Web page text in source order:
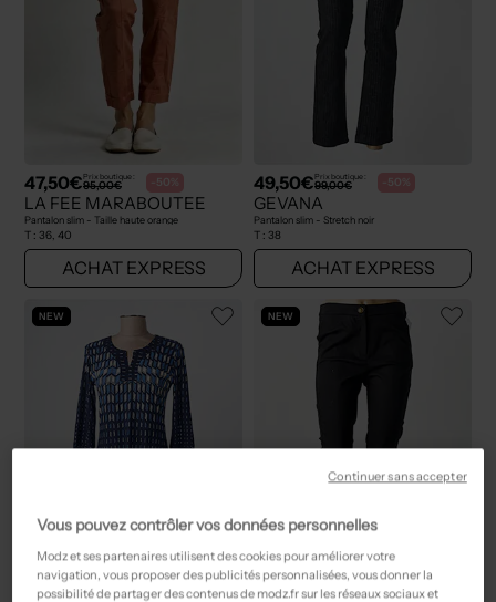
47,50€Prix boutique :
95,00€ -50%
LA FEE MARABOUTEE
Pantalon slim - Taille haute orange
T : 36, 40
ACHAT EXPRESS
49,50€Prix boutique :
99,00€ -50%
GEVANA
Pantalon slim - Stretch noir
T : 38
ACHAT EXPRESS
NEW NEW
Vous pouvez contrôler vos données personnelles
Modz et ses partenaires utilisent des cookies pour améliorer votre
navigation, vous proposer des publicités personnalisées, vous donner la
possibilité de partager des contenus de modz.fr sur les réseaux sociaux et
Continuer sans accepter